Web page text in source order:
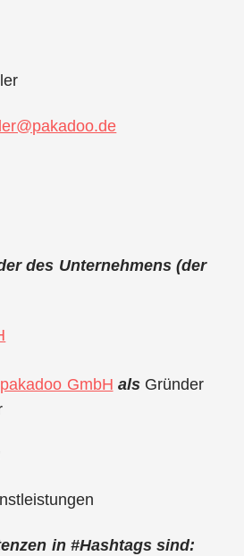
des Unternehmens (der
pakadoo GmbH als Gründer
in #Hashtags sind: